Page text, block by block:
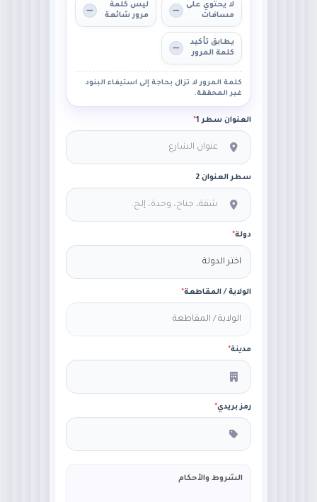
لا يحتوي على
مسافات
ليس كلمة
مرور شائعة
يطابق تأكيد
كلمة المرور
كلمة المرور لا تزال بحاجة إلى استيفاء البنود
غير المحققة.
العنوان سطر 1 *
سطر العنوان 2
دولة*
الولاية / المقاطعة*
مدينة*
رمز بريدي*
الشروط والأحكام